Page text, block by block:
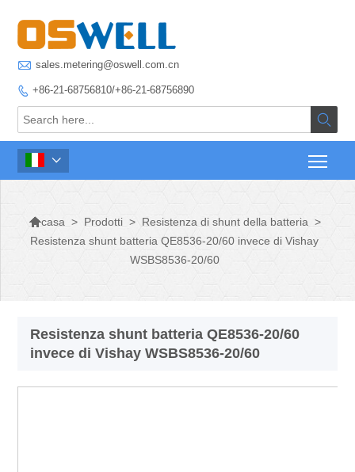
 sales.metering@oswell.com.cn
 +86-21-68756810/+86-21-68756890


casa > Prodotti > Resistenza di shunt della batteria >
Resistenza shunt batteria QE8536-20/60 invece di Vishay
WSBS8536-20/60
Resistenza shunt batteria QE8536-20/60
invece di Vishay WSBS8536-20/60